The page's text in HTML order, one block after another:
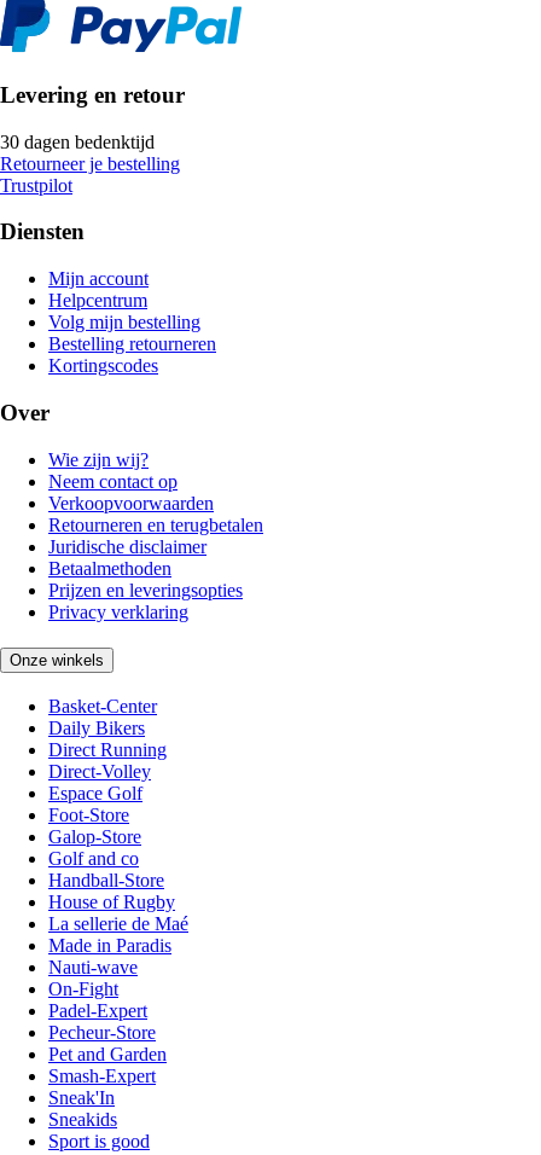
Levering en retour
30 dagen bedenktijd
Retourneer je bestelling
Trustpilot
Diensten
Mijn account
Helpcentrum
Volg mijn bestelling
Bestelling retourneren
Kortingscodes
Over
Wie zijn wij?
Neem contact op
Verkoopvoorwaarden
Retourneren en terugbetalen
Juridische disclaimer
Betaalmethoden
Prijzen en leveringsopties
Privacy verklaring
Onze winkels
Basket-Center
Daily Bikers
Direct Running
Direct-Volley
Espace Golf
Foot-Store
Galop-Store
Golf and co
Handball-Store
House of Rugby
La sellerie de Maé
Made in Paradis
Nauti-wave
On-Fight
Padel-Expert
Pecheur-Store
Pet and Garden
Smash-Expert
Sneak'In
Sneakids
Sport is good